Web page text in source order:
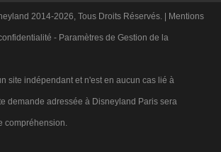
2014-2026, Tous Droits Réservés. | Mentions
- Paramètres de Gestion de la
site indépendant et n'est en aucun cas lié à
demande adressée à Disneyland Paris sera
compréhension.